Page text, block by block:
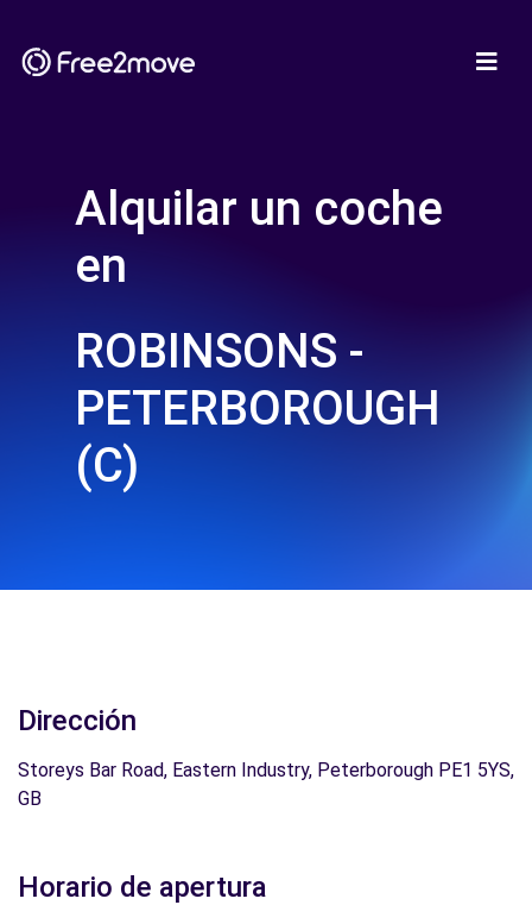
Alquilar un coche
en
ROBINSONS -
PETERBOROUGH
(C)
Dirección
Storeys Bar Road, Eastern Industry, Peterborough PE1 5YS,
GB
Horario de apertura